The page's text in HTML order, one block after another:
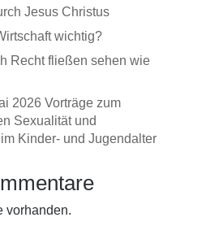
Jesus Christus
wichtig?
Recht fließen sehen wie
2026 Vorträge zum
Sexualität und
Kinder- und Jugendalter
vorhanden.